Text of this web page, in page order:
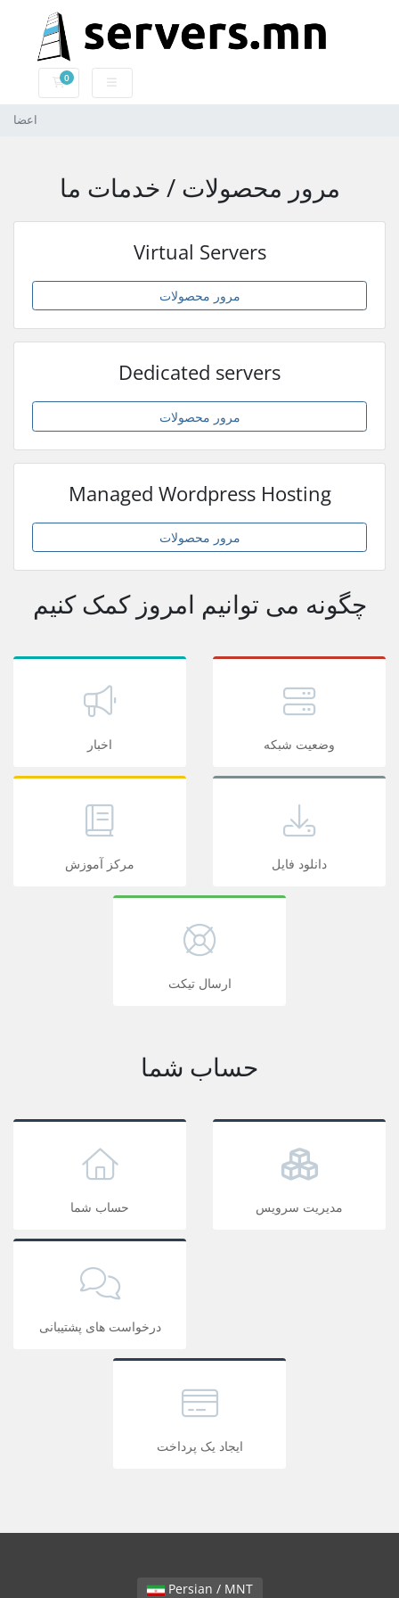
0
کارت خرید
اعضا
مرور محصولات / خدمات ما
Virtual Servers
مرور محصولات
Dedicated servers
مرور محصولات
Managed Wordpress Hosting
مرور محصولات
چگونه می توانیم امروز کمک کنیم
اخبار وضعیت شبکه
مرکز آموزش دانلود فایل
ارسال تیکت
حساب شما
حساب شما مدیریت سرویس
درخواست های پشتیبانی
ایجاد یک پرداخت
Persian / MNT